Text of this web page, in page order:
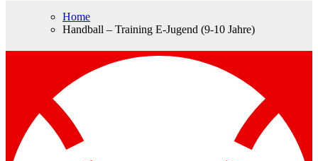
Home
Handball – Training E-Jugend (9-10 Jahre)